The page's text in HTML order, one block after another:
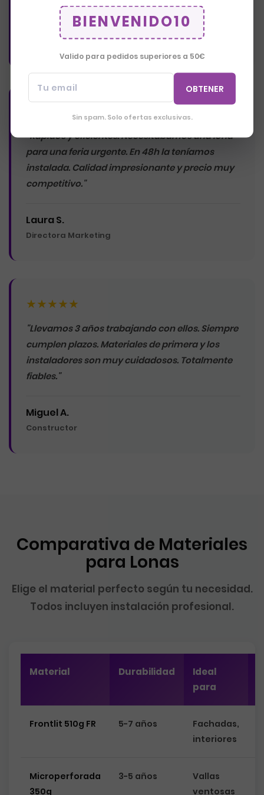
Carlos M.
Gerente Logística
★★★★★
"Rápidos y eficientes. Necesitábamos una lona
para una feria urgente. En 48h la teníamos
instalada. Calidad impresionante y precio muy
competitivo."
Laura S.
Directora Marketing
★★★★★
"Llevamos 3 años trabajando con ellos. Siempre
cumplen plazos. Materiales de primera y los
instaladores son muy cuidadosos. Totalmente
fiables."
Miguel A.
Constructor
Comparativa de Materiales
para Lonas
Elige el material perfecto según tu necesidad.
Todos incluyen instalación profesional.
Material Durabilidad
Ideal
para
Frontlit 510g FR 5-7 años
Fachadas,
interiores
Microperforada
350g
3-5 años
Vallas
ventosas
BIENVENIDO10
Valido para pedidos superiores a 50€
OBTENER
Sin spam. Solo ofertas exclusivas.